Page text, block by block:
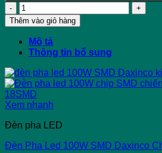
Đèn
pha
led
100W
Daxinco
xương
cá
số
lượng
Thêm vào giỏ hàng
Mô tả
Thông tin bổ sung
Xem nhanh
Đèn pha LED
Đèn Pha Led 100W SMD Daxinco